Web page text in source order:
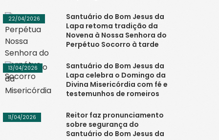
Santuário do Bom Jesus da
Lapa retoma tradição da
Novena à Nossa Senhora do
Perpétuo Socorro à tarde
22/04/2026
Santuário do Bom Jesus da
Lapa celebra o Domingo da
Divina Misericórdia com fé e
testemunhos de romeiros
13/04/2026
Reitor faz pronunciamento
sobre segurança do
Santuário do Bom Jesus da
11/04/2026